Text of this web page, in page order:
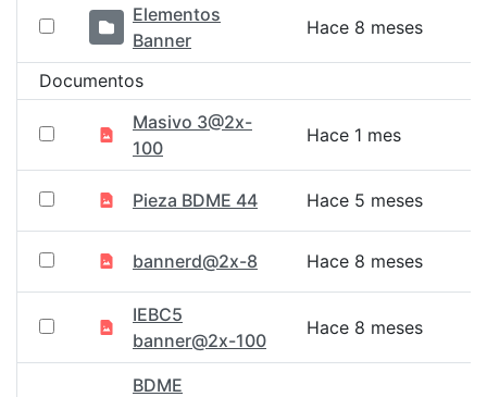
Elementos
Banner
Hace 8 meses
Documentos
Masivo 3@2x-
100
Hace 1 mes
Pieza BDME 44 Hace 5 meses
bannerd@2x-8 Hace 8 meses
IEBC5
banner@2x-100
Hace 8 meses
BDME